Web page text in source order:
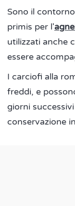
Sono il
primis per l'
utilizzati anche
essere
I carciofi alla
freddi, e
giorni
conservazione